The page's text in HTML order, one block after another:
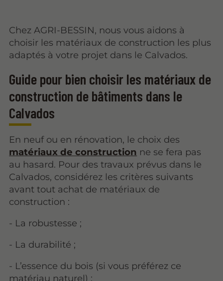
Chez AGRI-BESSIN, nous vous aidons à
choisir les matériaux de construction les plus
adaptés à votre projet dans le Calvados.
Guide pour bien choisir les matériaux de
construction de bâtiments dans le
Calvados
En neuf ou en rénovation, le choix des
matériaux de construction ne se fera pas
au hasard. Pour des travaux prévus dans le
Calvados, considérez les critères suivants
avant tout achat de matériaux de
construction :
- La robustesse ;
- La durabilité ;
- L’essence du bois (si vous préférez ce
matériau naturel) ;